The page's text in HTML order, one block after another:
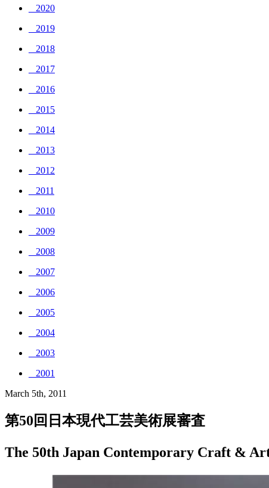
_ 2020
_ 2019
_ 2018
_ 2017
_ 2016
_ 2015
_ 2014
_ 2013
_ 2012
_ 2011
_ 2010
_ 2009
_ 2008
_ 2007
_ 2006
_ 2005
_ 2004
_ 2003
_ 2001
March 5th, 2011
第50回日本現代工芸美術展審査
The 50th Japan Contemporary Craft &